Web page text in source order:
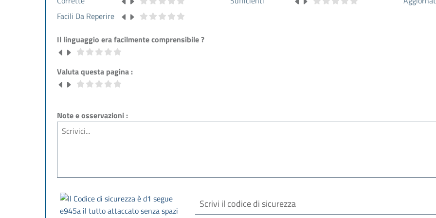
Facili Da Reperire
Il linguaggio era facilmente comprensibile ?
Valuta questa pagina :
Note e osservazioni :